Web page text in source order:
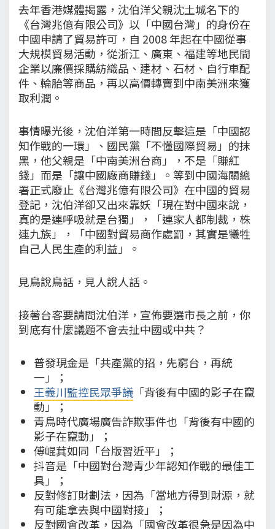
去年香港媒體揭露，沈伯洋父親沈土城名下的
《台灣兆億有限公司》以「中國台灣」的身份在
中國申請了貿易許可，自 2008 年起在中國從事
大規模貿易活動，從浙江、廣東、福建等地民間
企業以廉價採購紡織品、建材、石材、自行車配
件、輪胎等商品，再以高價轉賣到中南美洲來獲
取利潤。
事情曝光後，沈伯洋第一時間反擊這是「中國認
知作戰的一環」、國民黨「不懂國際貿易」的抹
黑，他父親是「中南美洲台商」，不是「賺紅
錢」而是「讓中國廠商賺錢」。等到中國海關總
署正式廢止《台灣兆億有限公司》在中國的貿易
登記，沈伯洋卻又出來靠妖「現在對中國來說，
真的是連呼吸就是台獨」，「連家人都制裁，株
連九族」，「中國對貿易商作處罰，其實是犧牲
自己人民生產的利益」。
見鳥說鳥話，見人說人話。
接著台客要請問沈伯洋，宣佈要選市長之前，你
到底有什麼議題不會去扯中國或中共？
普發現金是「共產黨的招，先窮台，再統
一」；
王義川監控民眾爭議 「背後有中國的影子在竄
動」；
青鳥時代廣場廣告詐欺事件也「背後有中國的
影子在竄動」；
傅崐萁如同「台版習近平」；
抖音是「中國對台灣青少年認知作戰的最佳工
具」；
反對修訂財劃法，因為「當地方得到財源，就
有可能拿去與中國對接」；
反對國會改革，因為「國會改革很急是因為中